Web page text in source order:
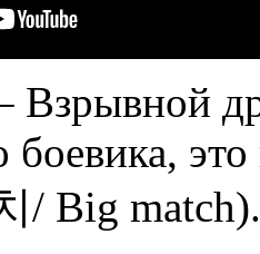
Взрывной
боевика,
/ Big match).